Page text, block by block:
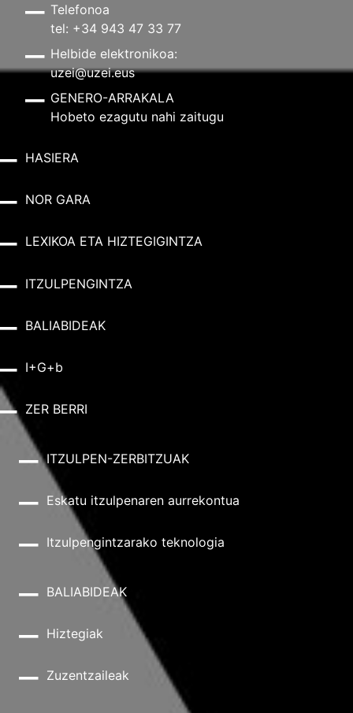
Telefonoa
tel: +34 943 47 33 77
Helbide elektronikoa:
uzei@uzei.eus
GENERO-ARRAKALA
Hobeto ezagutu nahi zaitugu
HASIERA
NOR GARA
LEXIKOA ETA HIZTEGIGINTZA
ITZULPENGINTZA
BALIABIDEAK
I+G+b
ZER BERRI
ITZULPEN-ZERBITZUAK
Eskatu itzulpenaren aurrekontua
Itzulpengintzarako teknologia
BALIABIDEAK
Hiztegiak
Zuzentzaileak